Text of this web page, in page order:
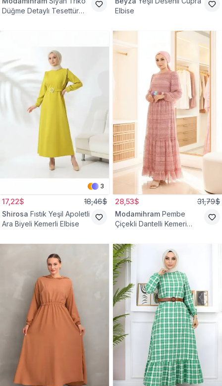
Düğme Detaylı Tesettür
Elbise
3
17,22$ 18,46$
Shirosa Fıstık Yeşil Apoletli
Ara Biyeli Kemerli Elbise
28,53$ 31,79$
Modamihram Pembe
Çiçekli Dantelli Kemeri